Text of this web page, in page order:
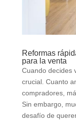
Reformas
para la venta
Cuando decides
crucial. Cuanto
compradores,
Sin embargo,
desafío de